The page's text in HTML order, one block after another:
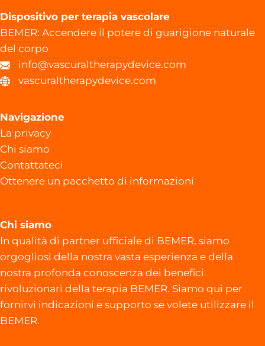
Dispositivo per terapia vascolare
BEMER: Accendere il potere di guarigione naturale
del corpo
info@vascuraltherapydevice.com
vascuraltherapydevice.com
Navigazione
La privacy
Chi siamo
Contattateci
Ottenere un pacchetto di informazioni
Chi siamo
In qualità di partner ufficiale di BEMER, siamo
orgogliosi della nostra vasta esperienza e della
nostra profonda conoscenza dei benefici
rivoluzionari della terapia BEMER. Siamo qui per
fornirvi indicazioni e supporto se volete utilizzare il
BEMER.